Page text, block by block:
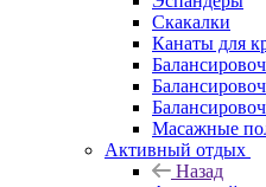
Скакалки
Канаты для
Масажные
Активный отдых
Назад